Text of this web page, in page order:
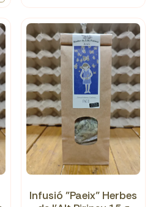
Infusió "Paeix" Herbes